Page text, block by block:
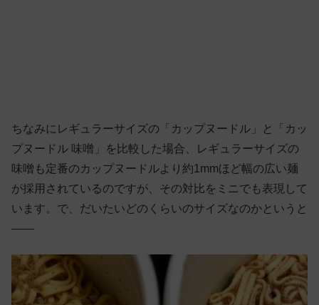
ちなみにレギュラーサイズの「カップヌードル」と「カッ
プヌードル 味噌」を比較した場合、レギュラーサイズの
味噌も定番のカップヌードルより約1mmほど幅の広い麺
が採用されているのですが、その対比をミニでも表現して
います。で、だいたいどのくらいのサイズなのかというと
——